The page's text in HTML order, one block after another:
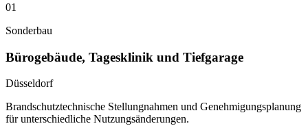
01
Sonderbau
Bürogebäude, Tagesklinik und Tiefgarage
Düsseldorf
Brandschutztechnische Stellungnahmen und Genehmigungsplanung
für unterschiedliche Nutzungsänderungen.